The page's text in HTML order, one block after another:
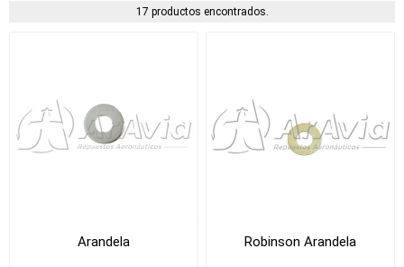
17 productos encontrados.
Arandela Robinson Arandela